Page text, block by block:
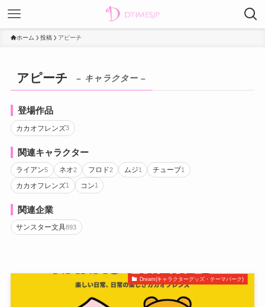
ホーム 投稿 アピーチ
アピーチ – キャラクター –
登場作品
カカオフレンズ3
関連キャラクター
ライアン5 ネオ2 フロド2 ムジ1 チューブ1
カカオフレンズ1 コン1
関連企業
サンスター文具893
Dream(キャラクターグッズ・テーマパーク)